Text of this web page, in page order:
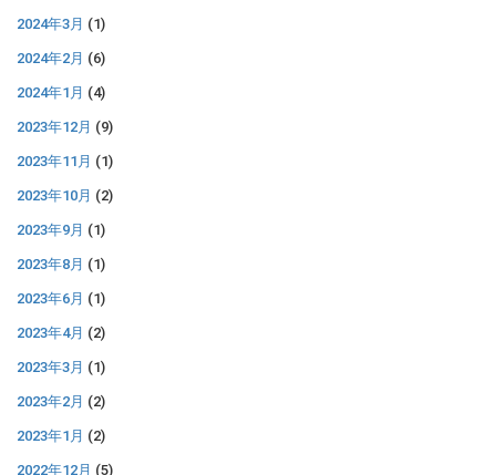
2024年3月 (1)
2024年2月 (6)
2024年1月 (4)
2023年12月 (9)
2023年11月 (1)
2023年10月 (2)
2023年9月 (1)
2023年8月 (1)
2023年6月 (1)
2023年4月 (2)
2023年3月 (1)
2023年2月 (2)
2023年1月 (2)
2022年12月 (5)